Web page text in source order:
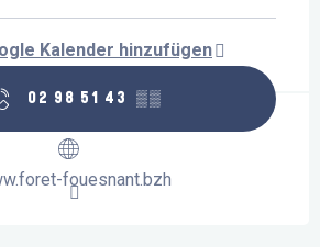
Kalender hinzufügen
02 98 51 43 ▒▒
fouesnant.bzh